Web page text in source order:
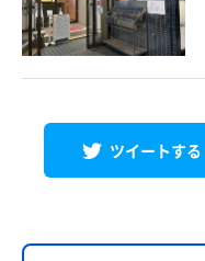
ツイートする